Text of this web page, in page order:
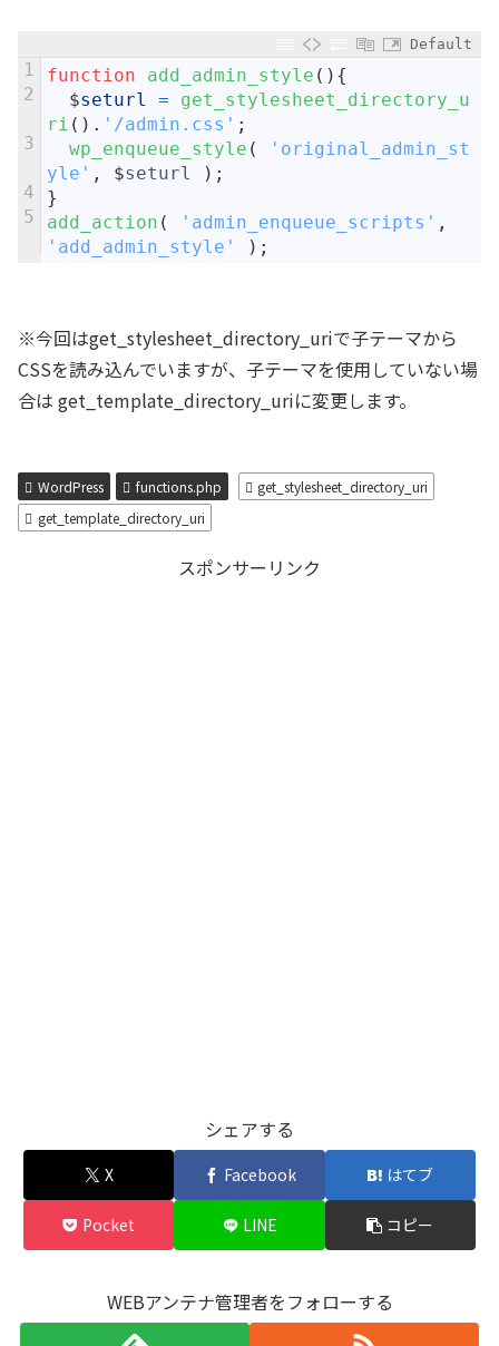
Default
1
2
3
4
5
function add_admin_style ( ) {
$seturl =
get_stylesheet_directory_u
ri ( ) . '/admin.css' ;
wp_enqueue_style (
'original_admin_st
yle' , $seturl ) ;
}
add_action ( 'admin_enqueue_scripts' ,
'add_admin_style'
) ;
※今回はget_stylesheet_directory_uriで子テーマから
CSSを読み込んでいますが、子テーマを使用していない場
合は get_template_directory_uriに変更します。
WordPress functions.php
get_stylesheet_directory_uri
get_template_directory_uri
スポンサーリンク
シェアする
X Facebook はてブ
Pocket LINE コピー
WEBアンテナ管理者をフォローする